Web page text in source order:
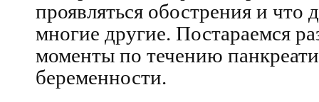
проявляться обострения и что
многие другие. Постараемся
моменты по течению
беременности.